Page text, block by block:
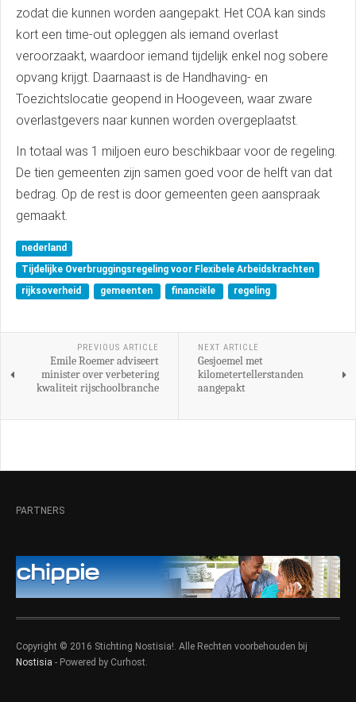
zodat die kunnen worden aangepakt. Het COA kan sinds
kort een time-out opleggen als iemand overlast
veroorzaakt, waardoor iemand tijdelijk enkel nog sobere
opvang krijgt. Daarnaast is de Handhaving- en
Toezichtslocatie geopend in Hoogeveen, waar zware
overlastgevers naar kunnen worden overgeplaatst.
In totaal was 1 miljoen euro beschikbaar voor de regeling.
De tien gemeenten zijn samen goed voor de helft van dat
bedrag. Op de rest is door gemeenten geen aanspraak
gemaakt.
nederland
Tijdelijke Overbruggingsregeling voor Flexibele Arbeidskrachten
rijksoverheid
gemeenten financiële regeling
PREVIOUS ARTICLE
Emile Roemer adviseert
minister over verbetering
kwaliteit rijschoolbranche
NEXT ARTICLE
Gesjoemel met
kilometertellerstanden
aangepakt
PARTNERS
Copyright © 2016 Stichting Nostisia!. Alle Rechten voorbehouden bij
Nostisia - Powered by Curhost.